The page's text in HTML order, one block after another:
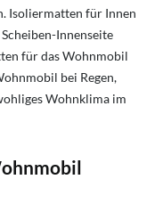
Isoliermatten für Innen
Innenseite
für das Wohnmobil
bei Regen,
Wohnklima im